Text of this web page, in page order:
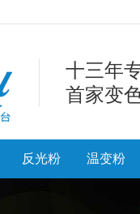
十三年
首家变
反光粉 温变粉